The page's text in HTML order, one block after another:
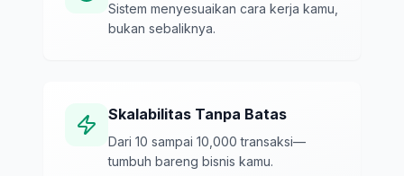
Sistem menyesuaikan cara kerja kamu,
bukan sebaliknya.
Skalabilitas Tanpa Batas
Dari 10 sampai 10,000 transaksi—
tumbuh bareng bisnis kamu.